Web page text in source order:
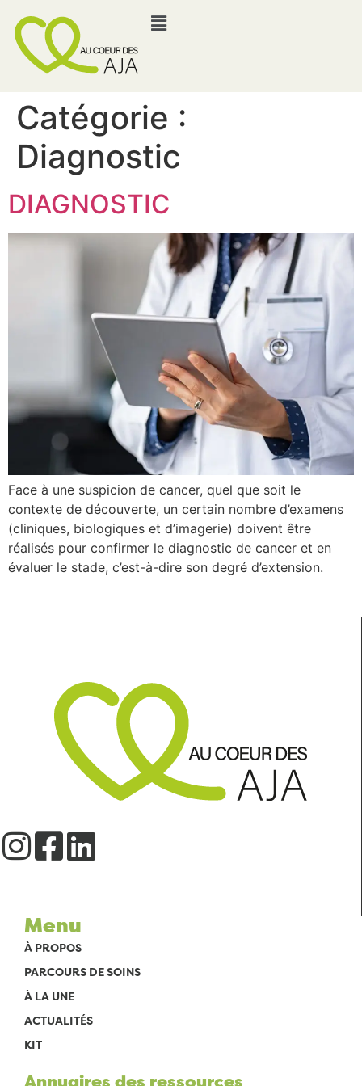
Catégorie :
Diagnostic
DIAGNOSTIC
Face à une suspicion de cancer, quel que soit le
contexte de découverte, un certain nombre d’examens
(cliniques, biologiques et d’imagerie) doivent être
réalisés pour confirmer le diagnostic de cancer et en
évaluer le stade, c’est-à-dire son degré d’extension.
Menu
À PROPOS
PARCOURS DE SOINS
À LA UNE
ACTUALITÉS
KIT